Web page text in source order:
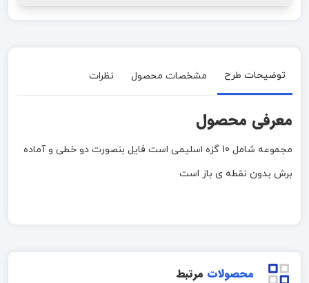
توضیحات طرح مشخصات محصول نظرات
معرفی محصول
مجموعه شامل 10 گزه اسلیمی است فایل بنصورت دو خطی و آماده
برش بدون نقطه ی باز است
محصولات مرتبط